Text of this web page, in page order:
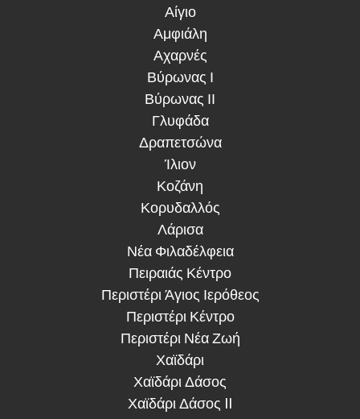
Αμφιάλη
Αχαρνές
Βύρωνας Ι
Βύρωνας ΙΙ
Γλυφάδα
Δραπετσώνα
Ίλιον
Κοζάνη
Κορυδαλλός
Λάρισα
Νέα Φιλαδέλφεια
Πειραιάς Κέντρο
Περιστέρι Άγιος Ιερόθεος
Περιστέρι Κέντρο
Περιστέρι Νέα Ζωή
Χαϊδάρι
Χαϊδάρι Δάσος
Χαϊδάρι Δάσος II
Χαλάνδρι Κέντρο